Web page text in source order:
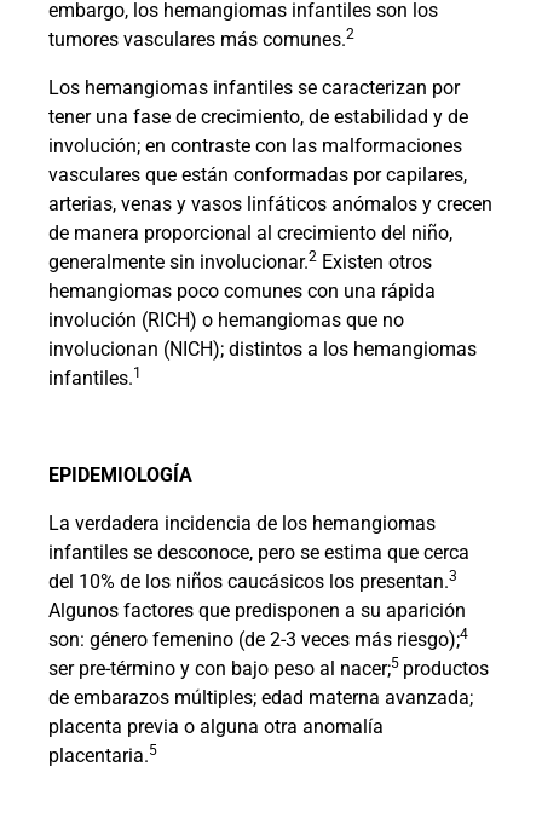
embargo, los hemangiomas infantiles son los
tumores vasculares más comunes.2
Los hemangiomas infantiles se caracterizan por
tener una fase de crecimiento, de estabilidad y de
involución; en contraste con las malformaciones
vasculares que están conformadas por capilares,
arterias, venas y vasos linfáticos anómalos y crecen
de manera proporcional al crecimiento del niño,
generalmente sin involucionar.2 Existen otros
hemangiomas poco comunes con una rápida
involución (RICH) o hemangiomas que no
involucionan (NICH); distintos a los hemangiomas
infantiles.1
EPIDEMIOLOGÍA
La verdadera incidencia de los hemangiomas
infantiles se desconoce, pero se estima que cerca
del 10% de los niños caucásicos los presentan.3
Algunos factores que predisponen a su aparición
son: género femenino (de 2-3 veces más riesgo);4
ser pre-término y con bajo peso al nacer;5 productos
de embarazos múltiples; edad materna avanzada;
placenta previa o alguna otra anomalía
placentaria.5